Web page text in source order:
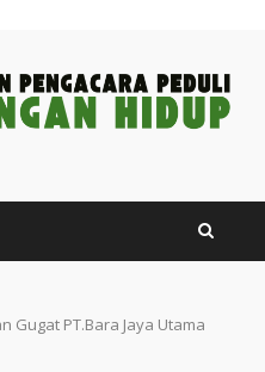
Gugat PT.Bara Jaya Utama